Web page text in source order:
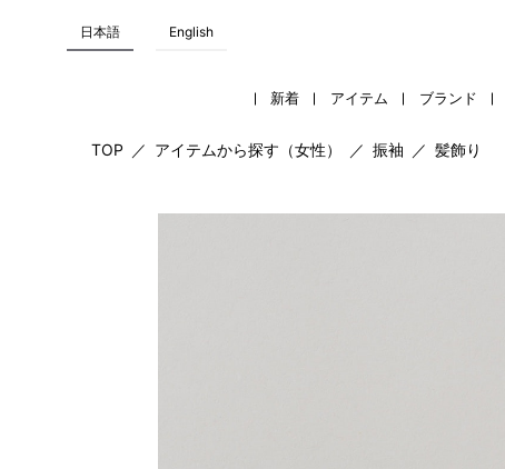
日本語 English
新着 アイテム ブランド
TOP ／ アイテムから探す（女性） ／ 振袖 ／ 髪飾り